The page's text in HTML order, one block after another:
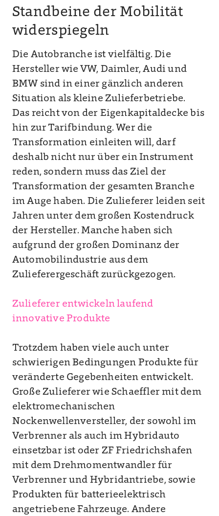
Standbeine der Mobilität
widerspiegeln
Die Autobranche ist vielfältig. Die
Hersteller wie VW, Daimler, Audi und
BMW sind in einer gänzlich anderen
Situation als kleine Zulieferbetriebe.
Das reicht von der Eigenkapitaldecke bis
hin zur Tarifbindung. Wer die
Transformation einleiten will, darf
deshalb nicht nur über ein Instrument
reden, sondern muss das Ziel der
Transformation der gesamten Branche
im Auge haben. Die Zulieferer leiden seit
Jahren unter dem großen Kostendruck
der Hersteller. Manche haben sich
aufgrund der großen Dominanz der
Automobilindustrie aus dem
Zulieferergeschäft zurückgezogen.
Zulieferer entwickeln laufend
innovative Produkte
Trotzdem haben viele auch unter
schwierigen Bedingungen Produkte für
veränderte Gegebenheiten entwickelt.
Große Zulieferer wie Schaeffler mit dem
elektromechanischen
Nockenwellenversteller, der sowohl im
Verbrenner als auch im Hybridauto
einsetzbar ist oder ZF Friedrichshafen
mit dem Drehmomentwandler für
Verbrenner und Hybridantriebe, sowie
Produkten für batterieelektrisch
angetriebene Fahrzeuge. Andere